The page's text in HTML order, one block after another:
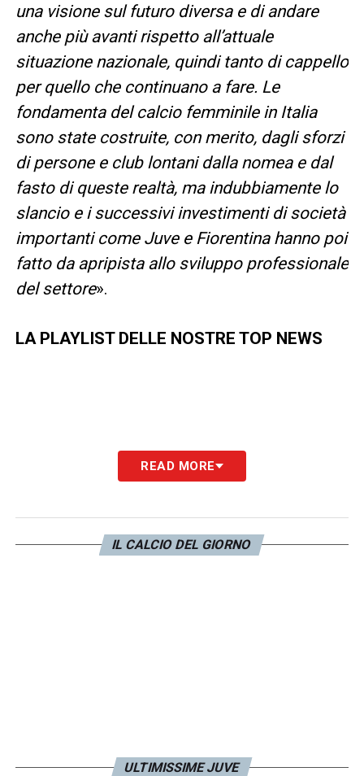
una visione sul futuro diversa e di andare
anche più avanti rispetto all’attuale
situazione nazionale, quindi tanto di cappello
per quello che continuano a fare. Le
fondamenta del calcio femminile in Italia
sono state costruite, con merito, dagli sforzi
di persone e club lontani dalla nomea e dal
fasto di queste realtà, ma indubbiamente lo
slancio e i successivi investimenti di società
importanti come Juve e Fiorentina hanno poi
fatto da apripista allo sviluppo professionale
del settore».
LA PLAYLIST DELLE NOSTRE TOP NEWS
READ MORE
IL CALCIO DEL GIORNO
ULTIMISSIME JUVE